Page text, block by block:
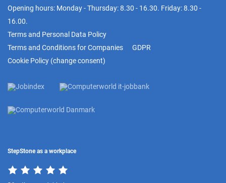
Opening hours: Monday - Thursday: 8.30 - 16.30. Friday: 8.30 -
16.00.
Terms and Personal Data Policy
Terms and Conditions for Companies
GDPR
Cookie Policy (change consent)
StepStone as a workplace